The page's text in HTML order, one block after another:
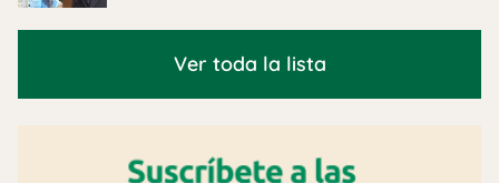
Ver toda la lista